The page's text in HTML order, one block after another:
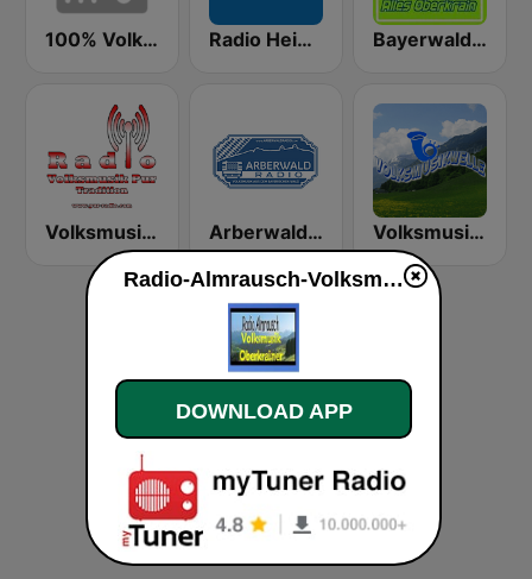
100% Volksmusik Radio Heimatmelodie Bayerwaldradio Alles Oberkrain
Volksmusikpur-Tradition Arberwaldradio Volksmusikwelle
Radio-Almrausch-Volksmusik live
DOWNLOAD APP